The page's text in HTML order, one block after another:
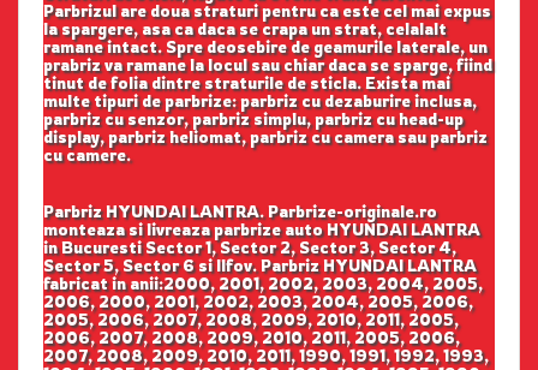
Parbrizul are doua straturi pentru ca este cel mai expus
la spargere, asa ca daca se crapa un strat, celalalt
ramane intact. Spre deosebire de geamurile laterale, un
prabriz va ramane la locul sau chiar daca se sparge, fiind
tinut de folia dintre straturile de sticla. Exista mai
multe tipuri de parbrize: parbriz cu dezaburire inclusa,
parbriz cu senzor, parbriz simplu, parbriz cu head-up
display, parbriz heliomat, parbriz cu camera sau parbriz
cu camere.
Parbriz HYUNDAI LANTRA. Parbrize-originale.ro
monteaza si livreaza parbrize auto HYUNDAI LANTRA
in Bucuresti Sector 1, Sector 2, Sector 3, Sector 4,
Sector 5, Sector 6 si Ilfov. Parbriz HYUNDAI LANTRA
fabricat in anii:2000, 2001, 2002, 2003, 2004, 2005,
2006, 2000, 2001, 2002, 2003, 2004, 2005, 2006,
2005, 2006, 2007, 2008, 2009, 2010, 2011, 2005,
2006, 2007, 2008, 2009, 2010, 2011, 2005, 2006,
2007, 2008, 2009, 2010, 2011, 1990, 1991, 1992, 1993,